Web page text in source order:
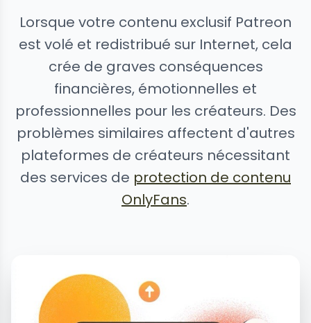
Lorsque votre contenu exclusif Patreon
est volé et redistribué sur Internet, cela
crée de graves conséquences
financières, émotionnelles et
professionnelles pour les créateurs. Des
problèmes similaires affectent d'autres
plateformes de créateurs nécessitant
des services de protection de contenu
OnlyFans.